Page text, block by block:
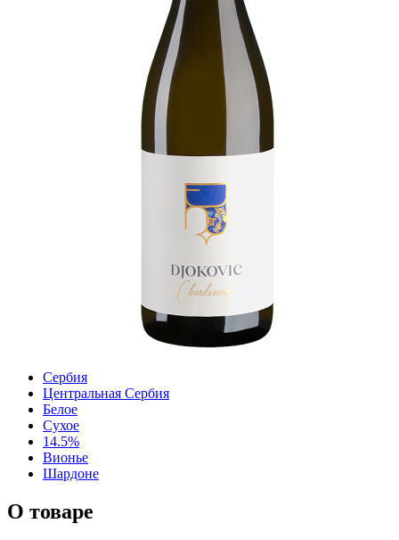
Сербия
Центральная Сербия
Белое
Сухое
14.5%
Вионье
Шардоне
О товаре